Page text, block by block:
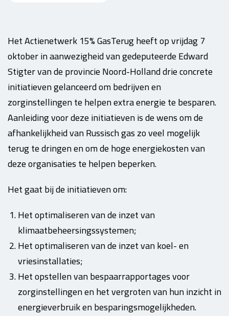
Het Actienetwerk 15% GasTerug heeft op vrijdag 7
oktober in aanwezigheid van gedeputeerde Edward
Stigter van de provincie Noord-Holland drie concrete
initiatieven gelanceerd om bedrijven en
zorginstellingen te helpen extra energie te besparen.
Aanleiding voor deze initiatieven is de wens om de
afhankelijkheid van Russisch gas zo veel mogelijk
terug te dringen en om de hoge energiekosten van
deze organisaties te helpen beperken.
Het gaat bij de initiatieven om:
Het optimaliseren van de inzet van
klimaatbeheersingssystemen;
Het optimaliseren van de inzet van koel- en
vriesinstallaties;
Het opstellen van bespaarrapportages voor
zorginstellingen en het vergroten van hun inzicht in
energieverbruik en besparingsmogelijkheden.